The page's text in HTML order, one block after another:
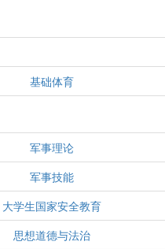
基础体育
军事理论
军事技能
大学生国家安全教育
思想道德与法治